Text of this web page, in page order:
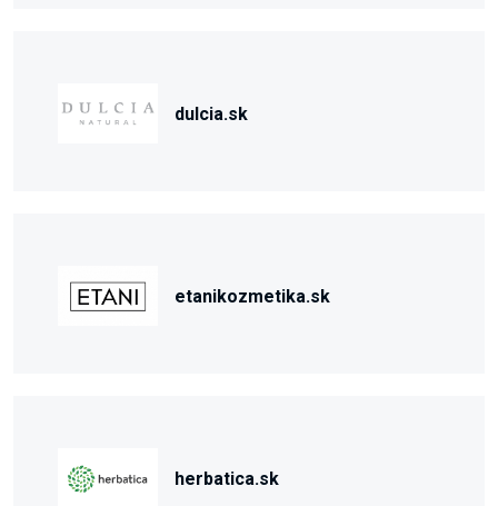
dulcia.sk
etanikozmetika.sk
herbatica.sk